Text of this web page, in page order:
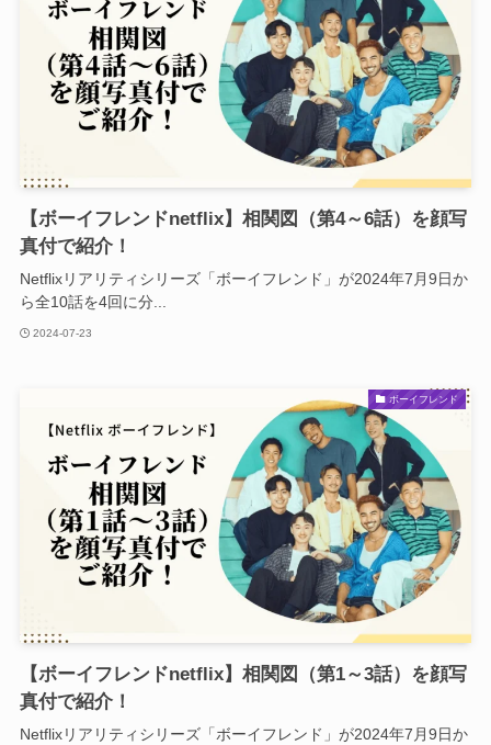
【ボーイフレンドnetflix】相関図（第4～6話）を顔写
真付で紹介！
Netflixリアリティシリーズ「ボーイフレンド」が2024年7月9日か
ら全10話を4回に分...
2024-07-23
ボーイフレンド
【ボーイフレンドnetflix】相関図（第1～3話）を顔写
真付で紹介！
Netflixリアリティシリーズ「ボーイフレンド」が2024年7月9日か